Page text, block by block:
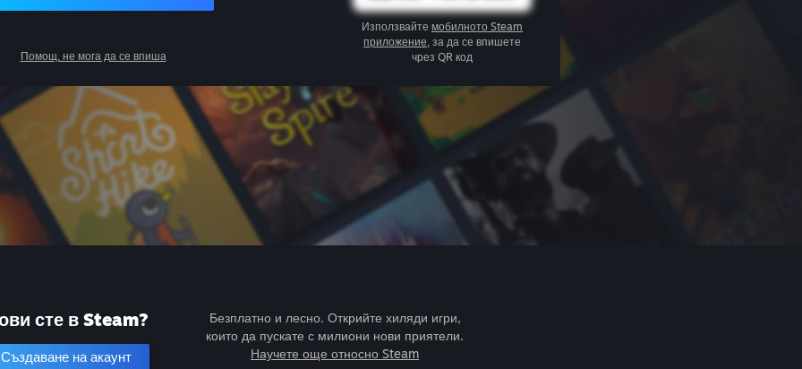
Помощ, не мога да се впиша
Използвайте мобилното Steam
приложение, за да се впишете
чрез QR код
сте в Steam?
Създаване на акаунт
Безплатно и лесно. Открийте хиляди игри,
които да пускате с милиони нови приятели.
Научете още относно Steam